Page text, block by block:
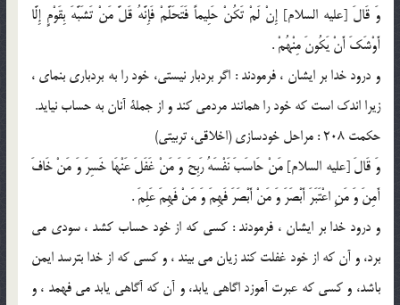
وَ قَالَ [عليه السلام] إِنْ لَمْ تَكُنْ حَلِيماً فَتَحَلَّمْ فَإِنَّهُ قَلَّ مَنْ تَشَبَّهَ بِقَوْمٍ إِلَّا
أَوْشَكَ أَنْ يَكُونَ مِنْهُمْ .
و درود خدا بر ایشان ، فرمودند : اگر بردبار نيستي، خود را به بردبارى بنماى ،
زيرا اندك است كه خود را همانند مردمى كند و از جملة آنان به حساب نيايد.
حكمت 208 : مراحل خودسازي (اخلاقى، تربيتى)
وَ قَالَ [عليه السلام] مَنْ حَاسَبَ نَفْسَهُ رَبِحَ وَ مَنْ غَفَلَ عَنْهَا خَسِرَ وَ مَنْ خَافَ
أَمِنَ وَ مَنِ اعْتَبَرَ أَبْصَرَ وَ مَنْ أَبْصَرَ فَهِمَ وَ مَنْ فَهِمَ عَلِمَ .
و درود خدا بر ایشان ، فرمودند : كسى كه از خود حساب كشد ، سودى مى
برد، و آن كه از خود غفلت كند زيان مى بيند ، و كسى كه از خدا بترسد ايمن
باشد، و كسى كه عبرت آموزد اگاهى يابد، و آن كه آگاهى يابد مى فهمد ، و